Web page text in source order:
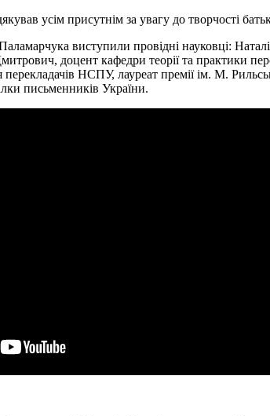
усім присутнім за увагу до творчості
виступили провідні науковці:
доцент кафедри теорії та практики
НСПУ, лауреат премії ім. М.
письменників України.